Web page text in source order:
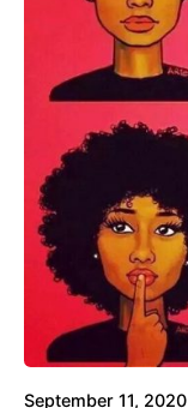
September 11, 2020